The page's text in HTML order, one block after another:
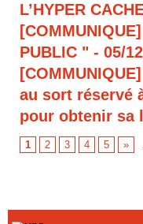
L’HYPER
PUBLIC " - 05/
au sort réservé
pour obtenir sa
1 2 3 4 5 »